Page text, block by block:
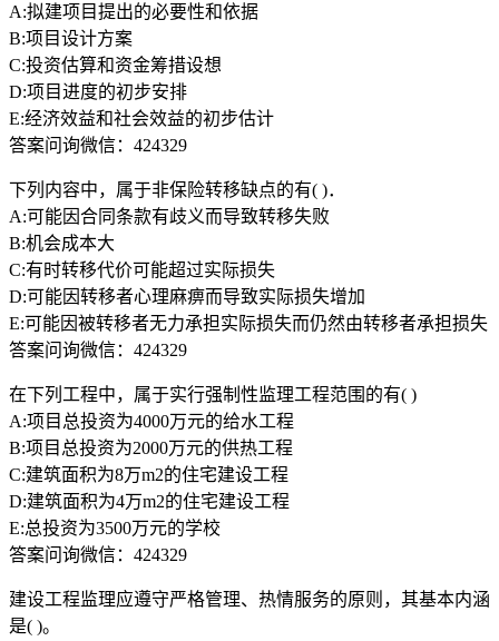
A:拟建项目提出的必要性和依据
B:项目设计方案
C:投资估算和资金筹措设想
D:项目进度的初步安排
E:经济效益和社会效益的初步估计
答案问询微信：424329
下列内容中，属于非保险转移缺点的有( )．
A:可能因合同条款有歧义而导致转移失败
B:机会成本大
C:有时转移代价可能超过实际损失
D:可能因转移者心理麻痹而导致实际损失增加
E:可能因被转移者无力承担实际损失而仍然由转移者承担损失
答案问询微信：424329
在下列工程中，属于实行强制性监理工程范围的有( )
A:项目总投资为4000万元的给水工程
B:项目总投资为2000万元的供热工程
C:建筑面积为8万m2的住宅建设工程
D:建筑面积为4万m2的住宅建设工程
E:总投资为3500万元的学校
答案问询微信：424329
建设工程监理应遵守严格管理、热情服务的原则，其基本内涵
是( )。